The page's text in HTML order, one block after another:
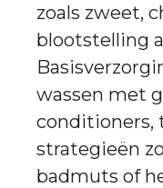
zoals zweet,
blootstelling
wassen met
conditioners,
strategieën
badmuts of